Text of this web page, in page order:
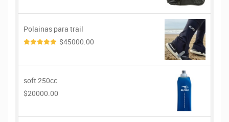
Polainas para trail
$45000.00
soft 250cc
$20000.00